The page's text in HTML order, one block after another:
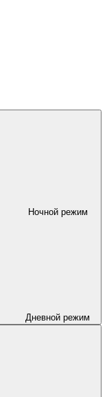
Ночной режим
Дневной режим